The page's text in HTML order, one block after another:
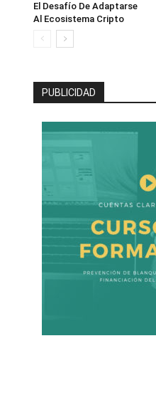
El Desafío De Adaptarse
Al Ecosistema Cripto
PUBLICIDAD